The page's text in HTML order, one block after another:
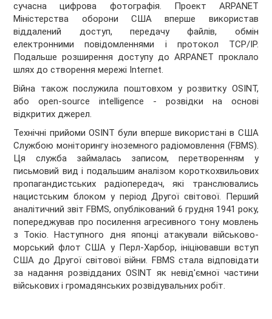
сучасна цифрова фотографія. Проект ARPANET
Міністерства оборони США вперше використав
віддалений доступ, передачу файлів, обмін
електронними повідомленнями і протокол TCP/IP.
Подальше розширення доступу до ARPANET проклало
шлях до створення мережі Internet.
Війна також послужила поштовхом у розвитку OSINT,
або open-source intelligence - розвідки на основі
відкритих джерел.
Технічні прийоми OSINT були вперше використані в США
Службою моніторингу іноземного радіомовлення (FBMS).
Ця служба займалась записом, перетворенням у
письмовий вид і подальшим аналізом короткохвильових
пропагандистських радіопередач, які транслювались
нацистським блоком у період Другої світової. Перший
аналітичний звіт FBMS, опублікований 6 грудня 1941 року,
попереджував про посилення агресивного тону мовлень
з Токіо. Наступного дня японці атакували військово-
морський флот США у Перл-Харбор, ініціювавши вступ
США до Другої світової війни. FBMS стала відповідати
за надання розвідданих OSINT як невід'ємної частини
військових і громадянських розвідувальних робіт.